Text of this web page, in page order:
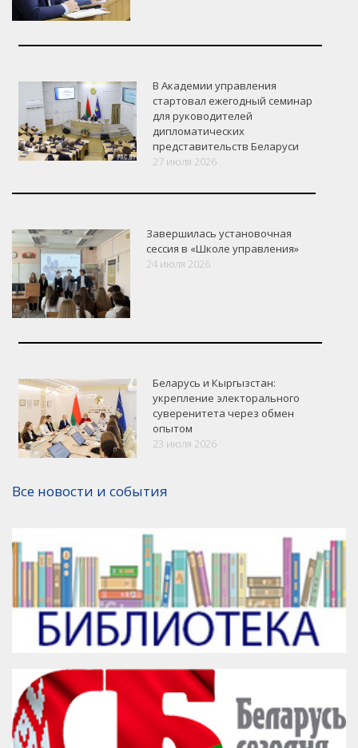
VK Google+ Facebook
В Академии управления
стартовал ежегодный семинар
для руководителей
дипломатических
представительств Беларуси
27 июля 2026
Завершилась установочная
сессия в «Школе управления»
24 июля 2026
Беларусь и Кыргызстан:
укрепление электорального
суверенитета через обмен
опытом
23 июля 2026
Все новости и события